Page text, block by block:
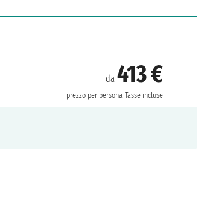
da413 €
prezzo per persona Tasse incluse